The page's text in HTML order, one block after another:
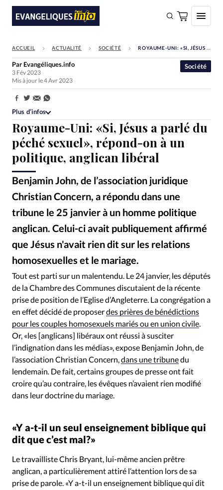
FAIRE UN DON
Faire un don
Société
Monde
Bible
Toute l'actualité
Se connecter
Devise:
CHF
RUBRIQUES
Toute l'actualité Culture
Eglises
Histoire Laicité
Liberté religieuse
Mission
Monde People Politique
Société
ACCUEIL ACTUALITÉ SOCIÉTÉ ROYAUME-UNI: «SI, JÉSUS A PARLÉ DU PÉCHÉ SEXUEL», RÉPOND-ON À UN POLITIQUE, ANGLICAN LIBÉRAL
Royaume-Uni: «Si, Jésus a parlé du
péché sexuel», répond-on à un
politique, anglican libéral
Benjamin John, de l’association juridique
Christian Concern, a répondu dans une
tribune le 25 janvier à un homme politique
anglican. Celui-ci avait publiquement affirmé
que Jésus n'avait rien dit sur les relations
homosexuelles et le mariage.
Société
Par Evangéliques.info
3 Fév 2023
Mis à jour le 4 Avr 2023
Partager:
Plus d’infos
Tout est parti sur un malentendu. Le 24 janvier, les députés
de la Chambre des Communes discutaient de la récente
prise de position de l’Eglise d’Angleterre. La congrégation a
en effet décidé de proposerdes prières de bénédictions
pour les couples homosexuels mariés ou en union civile
Or, «les [anglicans] libéraux ont réussi à susciter
l’indignation dans les médias», expose Benjamin John, de
l’association Christian Concern, dans une tribunedu
lendemain De fait, certains groupes de presse ont fait
croire qu’au contraire, les évêques n’avaient rien modifié
dans leur doctrine du mariage.
«Y a-t-il un seul enseignement biblique qui
dit que c’est mal?»
Le travailliste Chris Bryant, lui-même ancien prêtre
anglican, a particulièrement attiré l’attention lors de sa
prise de parole. «Y a-t-il un enseignement biblique qui dit